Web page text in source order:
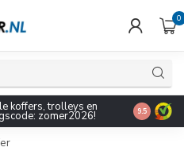
0
koffers, trolleys en
zomer2026! 9.5